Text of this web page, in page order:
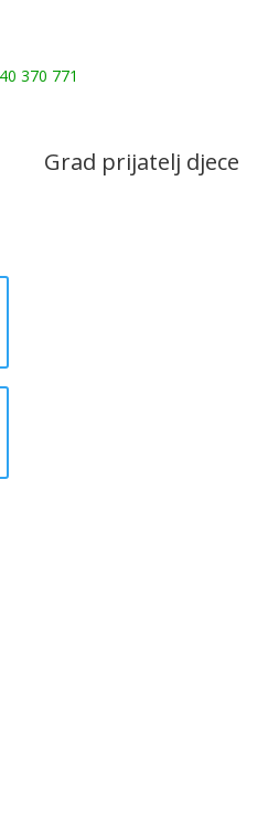
370 771
Grad prijatelj djece